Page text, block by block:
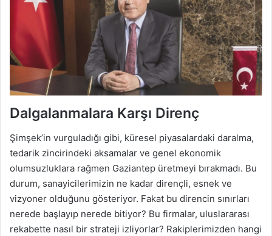
Dalgalanmalara Karşı Direnç
Şimşek’in vurguladığı gibi, küresel piyasalardaki daralma,
tedarik zincirindeki aksamalar ve genel ekonomik
olumsuzluklara rağmen Gaziantep üretmeyi bırakmadı. Bu
durum, sanayicilerimizin ne kadar dirençli, esnek ve
vizyoner olduğunu gösteriyor. Fakat bu direncin sınırları
nerede başlayıp nerede bitiyor? Bu firmalar, uluslararası
rekabette nasıl bir strateji izliyorlar? Rakiplerimizden hangi